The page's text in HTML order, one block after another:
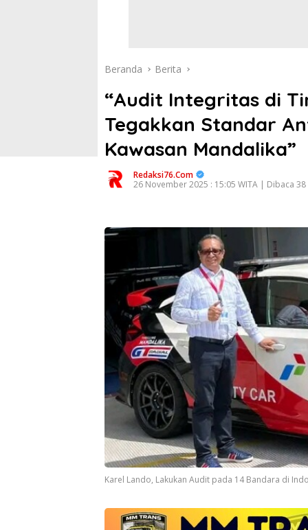
Beranda Berita
“Audit Integritas di
Tegakkan Standar
Kawasan Mandalika”
Redaksi76.com
26 November 2025 : 15:05 WITA | Dibaca 38
Karel Lando, Lakukan Audit pada 14 Bandara di